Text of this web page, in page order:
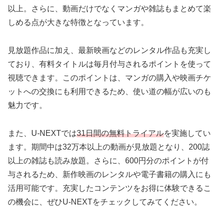
以上。さらに、動画だけでなくマンガや雑誌もまとめて楽
しめる点が大きな特徴となっています。
見放題作品に加え、最新映画などのレンタル作品も充実し
ており、有料タイトルは毎月付与されるポイントを使って
視聴できます。このポイントは、マンガの購入や映画チケ
ットへの交換にも利用できるため、使い道の幅が広いのも
魅力です。
また、U-NEXTでは31日間の無料トライアルを実施してい
ます。期間中は32万本以上の動画が見放題となり、200誌
以上の雑誌も読み放題。さらに、600円分のポイントが付
与されるため、新作映画のレンタルや電子書籍の購入にも
活用可能です。充実したコンテンツをお得に体験できるこ
の機会に、ぜひU-NEXTをチェックしてみてください。